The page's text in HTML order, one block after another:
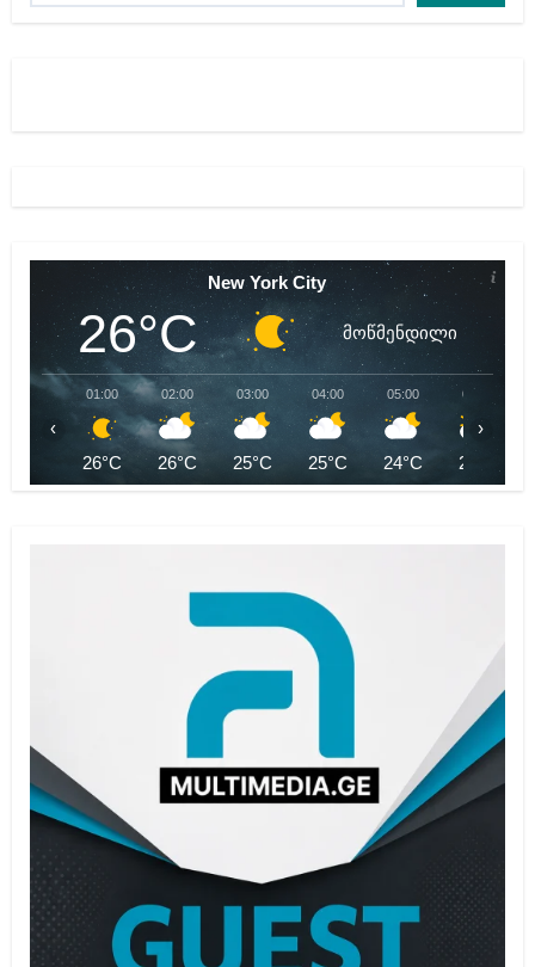
New York City
26°C მოწმენდილი
01:00
26°C
02:00
26°C
03:00
25°C
04:00
25°C
05:00
24°C
06:00
24°C
‹ ›